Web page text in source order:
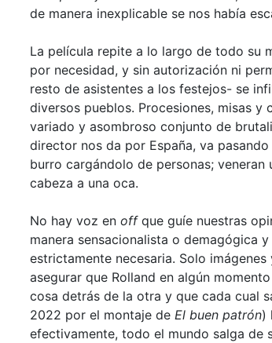
de manera inexplicable se nos había
La película repite a lo largo de todo su
por necesidad, y sin autorización ni
resto de asistentes a los festejos- se
diversos pueblos. Procesiones, misas y
variado y asombroso conjunto de
director nos da por España, va
burro cargándolo de personas;
cabeza a una oca.
No hay voz en offque guíe nuestras
manera sensacionalista o demagógica
estrictamente necesaria. Solo
asegurar que Rolland en algún
cosa detrás de la otra y que cada cual
2022 por el montaje de El buen patrón)
efectivamente, todo el mundo salga de